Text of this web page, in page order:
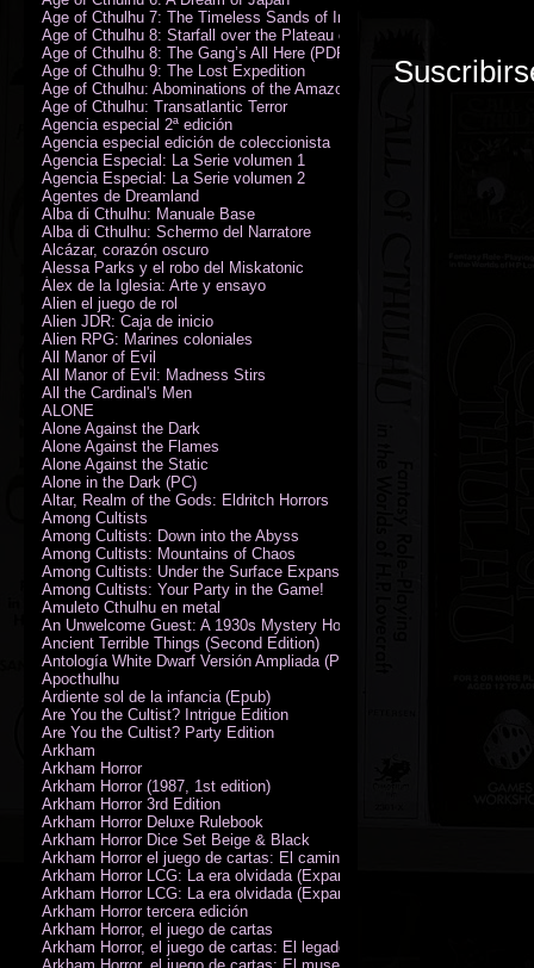
Age of Cthulhu 7: The Timeless Sands of India
Age of Cthulhu 8: Starfall over the Plateau of Leng
Age of Cthulhu 8: The Gang’s All Here (PDF)
Age of Cthulhu 9: The Lost Expedition
Age of Cthulhu: Abominations of the Amazon
Age of Cthulhu: Transatlantic Terror
Agencia especial 2ª edición
Agencia especial edición de coleccionista
Agencia Especial: La Serie volumen 1
Agencia Especial: La Serie volumen 2
Agentes de Dreamland
Alba di Cthulhu: Manuale Base
Alba di Cthulhu: Schermo del Narratore
Alcázar, corazón oscuro
Alessa Parks y el robo del Miskatonic
Álex de la Iglesia: Arte y ensayo
Alien el juego de rol
Alien JDR: Caja de inicio
Alien RPG: Marines coloniales
All Manor of Evil
All Manor of Evil: Madness Stirs
All the Cardinal's Men
ALONE
Alone Against the Dark
Alone Against the Flames
Alone Against the Static
Alone in the Dark (PC)
Altar, Realm of the Gods: Eldritch Horrors
Among Cultists
Among Cultists: Down into the Abyss
Among Cultists: Mountains of Chaos
Among Cultists: Under the Surface Expansion
Among Cultists: Your Party in the Game!
Amuleto Cthulhu en metal
An Unwelcome Guest: A 1930s Mystery Horror Adventure RPG
Ancient Terrible Things (Second Edition)
Antología White Dwarf Versión Ampliada (PDF)
Apocthulhu
Ardiente sol de la infancia (Epub)
Are You the Cultist? Intrigue Edition
Are You the Cultist? Party Edition
Arkham
Arkham Horror
Arkham Horror (1987, 1st edition)
Arkham Horror 3rd Edition
Arkham Horror Deluxe Rulebook
Arkham Horror Dice Set Beige & Black
Arkham Horror el juego de cartas: El camino a Carcosa - Exp.
Arkham Horror LCG: La era olvidada (Expansión de campaña)
Arkham Horror LCG: La era olvidada (Expansión de investigadores)
Arkham Horror tercera edición
Arkham Horror, el juego de cartas
Arkham Horror, el juego de cartas: El legado de Dunwich expansión